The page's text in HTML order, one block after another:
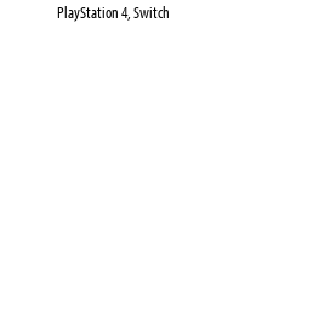
PlayStation 4, Switch